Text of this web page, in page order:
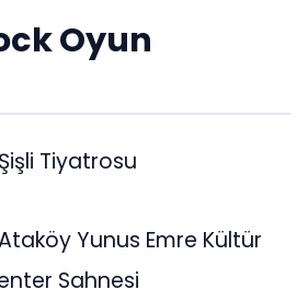
Oyun
Tiyatrosu
Yunus Emre Kültür
Sahnesi